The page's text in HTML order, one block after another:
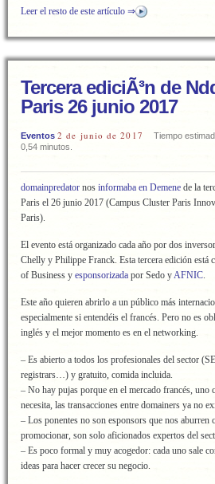
Leer el resto de este artículo ⇒
Tercera ediciÃ³n de
Paris 26 junio 2017
Eventos 2 de junio de 2017
Tiempo
0,54 minutos.
domainpredator nos informaba en Demene de la
Paris el 26 junio 2017 (Campus Cluster Paris
Paris).
El evento está organizado cada año por dos
Chelly y Philippe Franck. Esta tercera edición está
of Business y esponsorizada por Sedo yAFNIC.
Este año quieren abrirlo a un público más
especialmente si entendéis el francés. Pero no es
inglés y el mejor momento es en el networking.
– Es abierto a todos los profesionales del sector
registrars…) y gratuito, comida incluida.
– No hay pujas porque en el mercado francés,
necesita, las transacciones entre domainers ya no
– Los ponentes no son esponsors que nos aburren
promocionar, son solo aficionados expertos del
– Es poco formal y muy acogedor: cada uno sale
ideas para hacer crecer su negocio.